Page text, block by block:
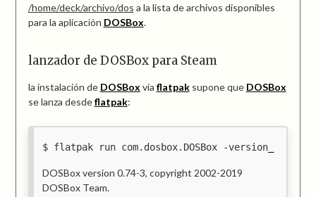
/home/deck/archivo/dos a la lista de archivos disponibles
para la aplicación DOSBox.
lanzador de DOSBox para Steam
la instalación de DOSBox vía flatpaksupone que DOSBox
se lanza desdeflatpak:
flatpak run com.dosbox.DOSBox -version
DOSBox version 0.74-3, copyright 2002-2019
DOSBox Team.